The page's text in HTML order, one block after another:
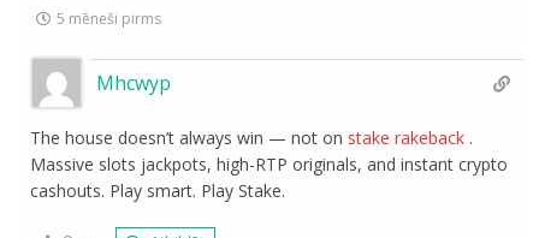
5 mēneši pirms
Mhcwyp
The house doesn’t always win — not on stake rakeback .
Massive slots jackpots, high-RTP originals, and instant crypto
cashouts. Play smart. Play Stake.